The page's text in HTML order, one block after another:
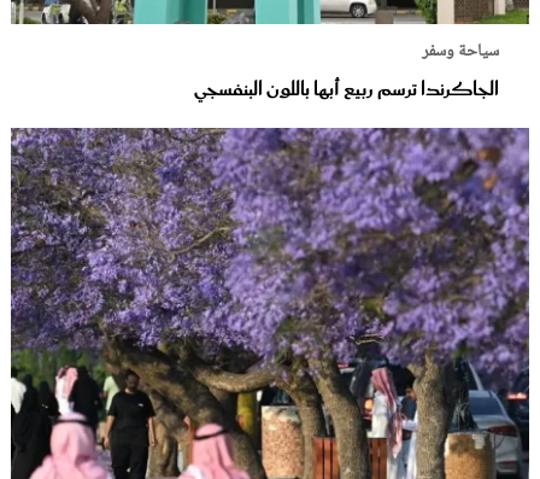
سياحة وسفر
الجاكرندا ترسم ربيع أبها باللون البنفسجي